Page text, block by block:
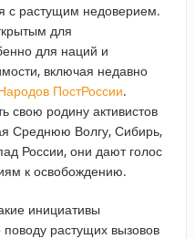
с растущим недоверием.
для
для наций и
включая недавно
ПостРоссии.
свою родину активистов
Среднюю Волгу, Сибирь,
России, они дают голос
к освобождению.
инициативы
растущих вызовов